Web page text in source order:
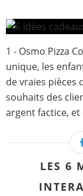
1 - Osmo Pizza
unique, les
de vraies pièces
souhaits des
argent factice, et
LES 6